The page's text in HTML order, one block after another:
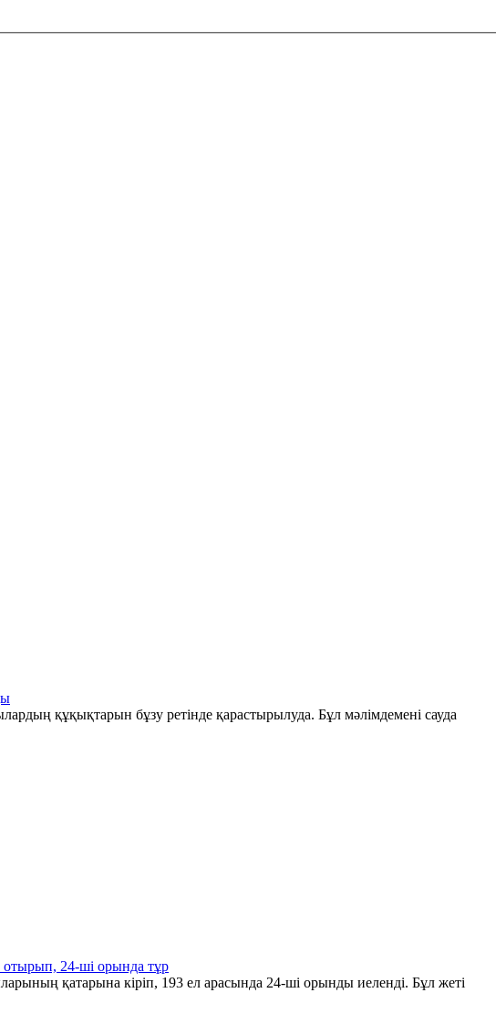
құқықтарын бұзу ретінде қарастырылуда. Бұл мәлімдемені сауда
отырып, 24-ші орында тұр
қатарына кіріп, 193 ел арасында 24-ші орынды иеленді. Бұл жеті